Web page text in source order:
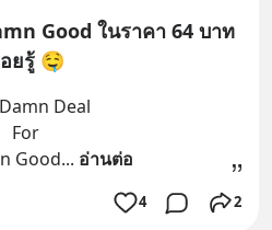
Good ในราคา 64 บาท
ยรู้ 🤤
Deal
For
Good... อ่านต่อ
4 2